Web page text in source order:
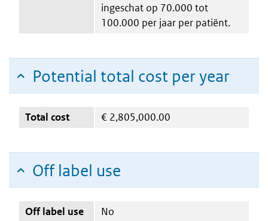
ingeschat op 70.000 tot
100.000 per jaar per patiënt.
Potential total cost per year
Total cost € 2,805,000.00
Off label use
Off label use No